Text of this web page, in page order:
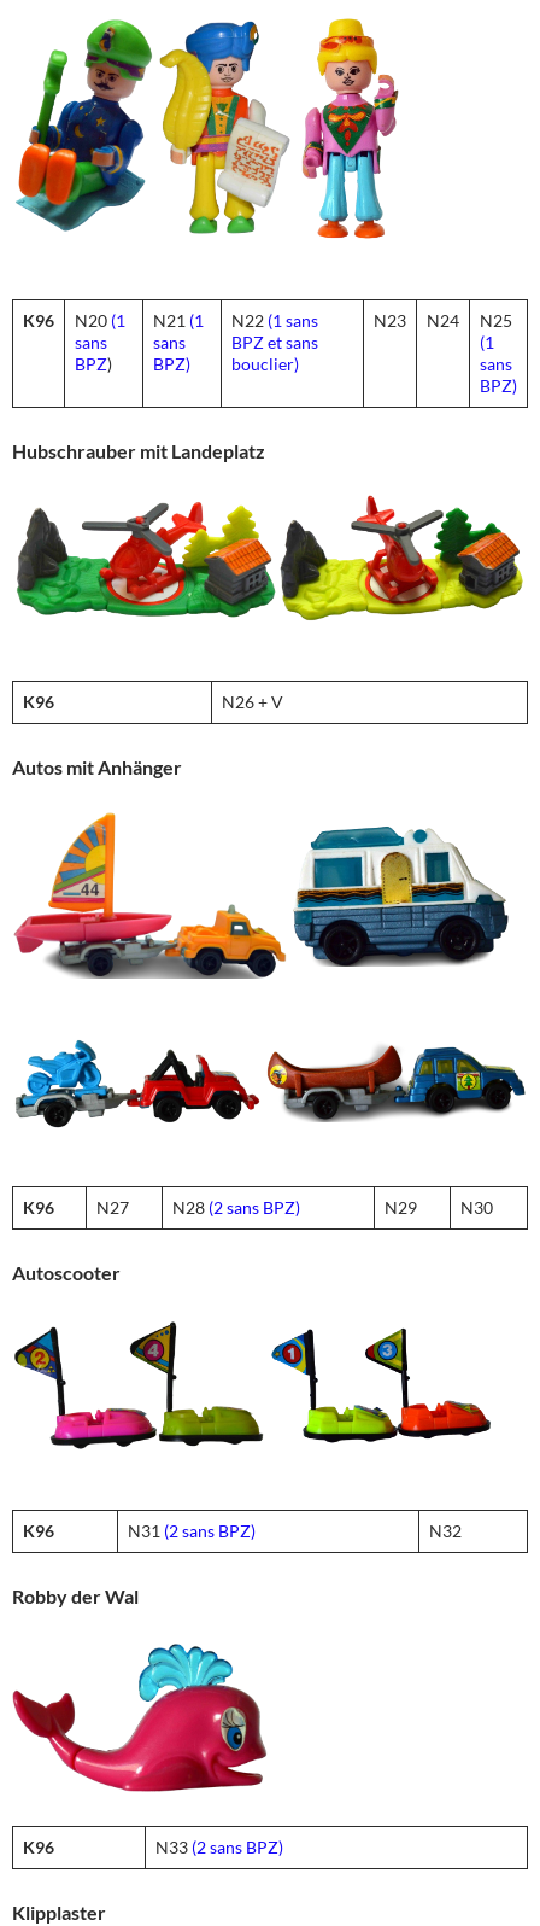
K96 N20 (1
sans
BPZ)
N21 (1
sans
BPZ)
N22 (1 sans
BPZ et sans
bouclier)
N23 N24
N25
(1
sans
BPZ)
Hubschrauber mit Landeplatz
K96 N26 + V
Autos mit Anhänger
K96 N27 N28 (2 sans BPZ) N29 N30
Autoscooter
K96 N31 (2 sans BPZ) N32
Robby der Wal
K96 N33 (2 sans BPZ)
Klipplaster